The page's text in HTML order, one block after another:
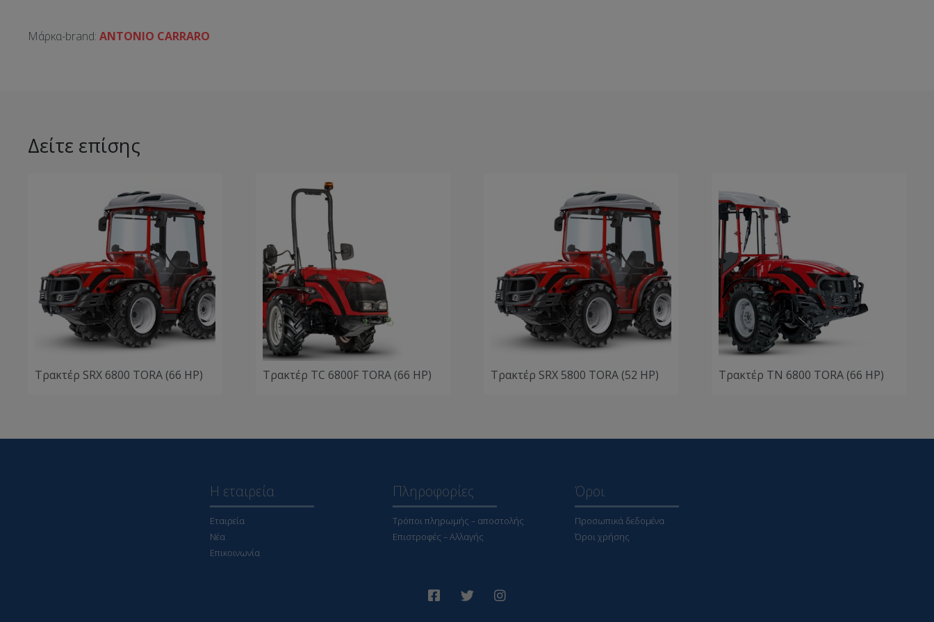
Μάρκα-brand: ANTONIO CARRARO
Δείτε επίσης
Τρακτέρ SRX 6800 TORA (66 HP) Τρακτέρ TC 6800F TORA (66 HP) Τρακτέρ SRX 5800 TORA (52 HP) Τρακτέρ TN 6800 TORA (66 HP)
Η εταιρεία
Εταιρεία
Νέα
Επικοινωνία
Πληροφορίες
Τρόποι πληρωμής – αποστολής
Επιστροφές – Αλλαγής
Όροι
Προσωπικά δεδομένα
Όροι χρήσης